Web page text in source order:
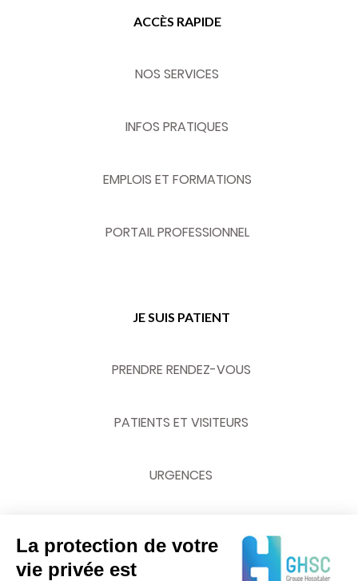
ACCÈS RAPIDE
NOS SERVICES
INFOS PRATIQUES
EMPLOIS ET FORMATIONS
PORTAIL PROFESSIONNEL
JE SUIS PATIENT
PRENDRE RENDEZ-VOUS
PATIENTS ET VISITEURS
URGENCES
La protection de votre
vie privée est